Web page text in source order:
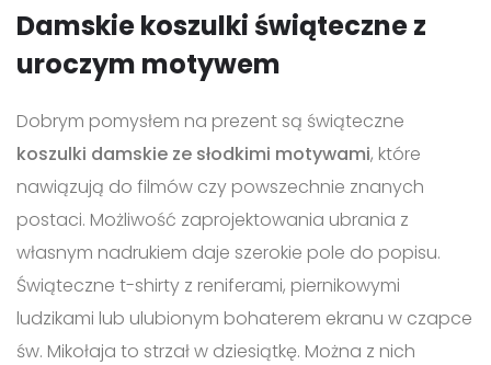
Damskie koszulki świąteczne z
uroczym motywem
Dobrym pomysłem na prezent są świąteczne
koszulki damskie ze słodkimi motywami, które
nawiązują do filmów czy powszechnie znanych
postaci. Możliwość zaprojektowania ubrania z
własnym nadrukiem daje szerokie pole do popisu.
Świąteczne t-shirty z reniferami, piernikowymi
ludzikami lub ulubionym bohaterem ekranu w czapce
św. Mikołaja to strzał w dziesiątkę. Można z nich